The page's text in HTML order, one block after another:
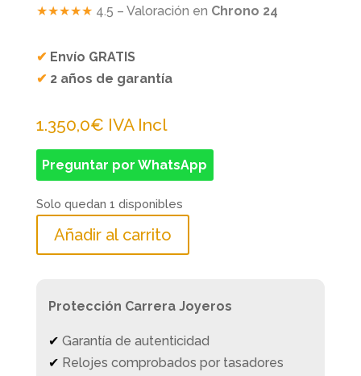
★★★★★ 4.5 – Valoración en Chrono 24
✔ Envío GRATIS
✔ 2 años de garantía
1.350,0€ IVA Incl
Preguntar por WhatsApp
Solo quedan 1 disponibles
Añadir al carrito
Protección Carrera Joyeros
✔ Garantía de autenticidad
✔ Relojes comprobados por tasadores